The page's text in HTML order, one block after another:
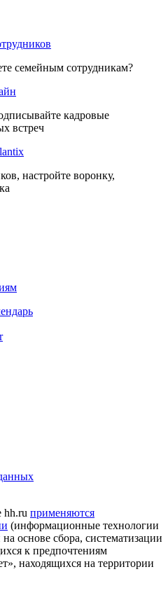
семейным сотрудникам?
кадровые
встреч
настройте воронку,
hh.ru применяются
(информационные технологии
основе сбора, систематизации
к предпочтениям
находящихся на территории